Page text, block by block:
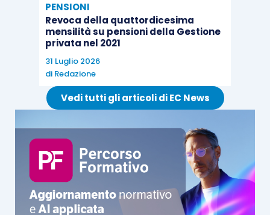
Pertanto, la Suprema Corte cassa la sentenza
d’Appello nella parte relativa alla ricostruzione
della cessazione del rapporto e al calcolo delle
differenze retributive, dichiara assorbito il quarto
motivo e inammissibile il quinto e rinvia la
decisione alla Corte d’Appello in diversa
composizione.
PENSIONI
Revoca della quattordicesima
mensilità su pensioni della Gestione
privata nel 2021
31 Luglio 2026
di Redazione
Vedi tutti gli articoli di EC News